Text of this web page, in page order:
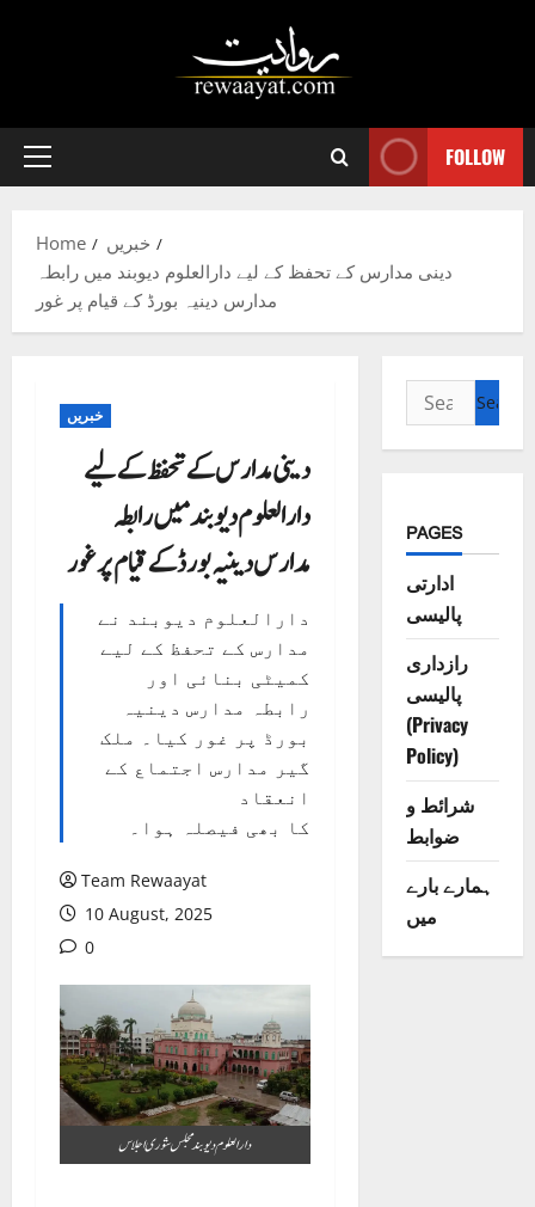
Primary
FOLLOW
Home
خبریں
دینی مدارس کے تحفظ کے لیے دارالعلوم دیوبند میں رابطہ
مدارس دینیہ بورڈ کے قیام پر غور
خبریں
دینی مدارس کے تحفظ کے لیے
دارالعلوم دیوبند میں رابطہ
مدارس دینیہ بورڈ کے قیام پر غور
دارالعلوم دیوبند نے
مدارس کے تحفظ کے لیے
کمیٹی بنائی اور
رابطہ مدارس دینیہ
بورڈ پر غور کیا۔ ملک
گیر مدارس اجتماع کے
انعقاد
کا بھی فیصلہ ہوا۔
Team Rewaayat
10 August, 2025
0
دارالعلوم دیوبند مجلس شوری اجلاس
Search
for:
PAGES
ادارتی
پالیسی
رازداری
پالیسی
(Privacy
Policy)
شرائط و
ضوابط
ہمارے بارے
میں